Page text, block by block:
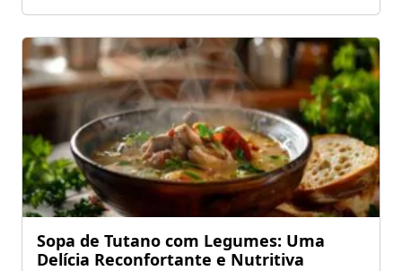
Sopa de Tutano com Legumes: Uma
Delícia Reconfortante e Nutritiva